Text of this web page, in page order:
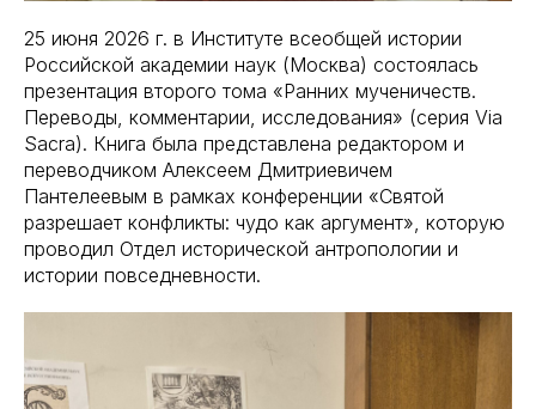
25 июня 2026 г. в Институте всеобщей истории
Российской академии наук (Москва) состоялась
презентация второго тома «Ранних мученичеств.
Переводы, комментарии, исследования» (серия Via
Sacra). Книга была представлена редактором и
переводчиком Алексеем Дмитриевичем
Пантелеевым в рамках конференции «Святой
разрешает конфликты: чудо как аргумент», которую
проводил Отдел исторической антропологии и
истории повседневности.